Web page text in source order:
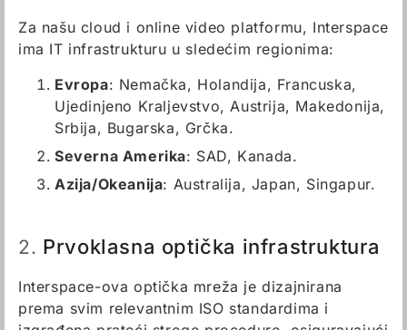
Za našu cloud i online video platformu, Interspace
ima IT infrastrukturu u sledećim regionima:
Evropa: Nemačka, Holandija, Francuska,
Ujedinjeno Kraljevstvo, Austrija, Makedonija,
Srbija, Bugarska, Grčka.
Severna Amerika: SAD, Kanada.
Azija/Okeanija: Australija, Japan, Singapur.
2. Prvoklasna optička infrastruktura
Interspace-ova optička mreža je dizajnirana
prema svim relevantnim ISO standardima i